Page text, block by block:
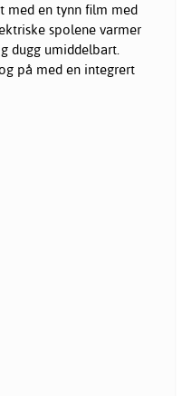
med en tynn film med
spolene varmer
dugg umiddelbart.
på med en integrert